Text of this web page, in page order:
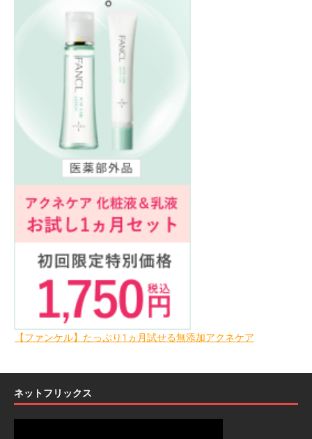
【ファンケル】たっぷり1ヵ月試せる無添加アクネケア
ネットフリックス